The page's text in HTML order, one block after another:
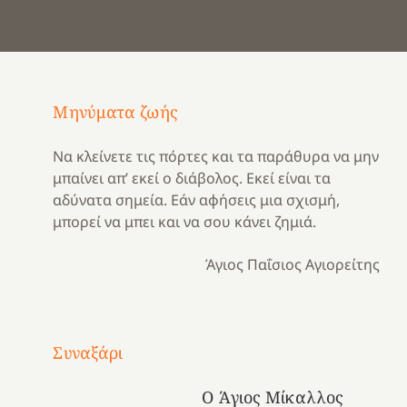
Μηνύματα ζωής
Να κλείνετε τις πόρτες και τα παράθυρα να μην
μπαίνει απ’ εκεί ο διάβολος. Εκεί είναι τα
αδύνατα σημεία. Εάν αφήσεις μια σχισμή,
μπορεί να μπει και να σου κάνει ζημιά.
Άγιος Παΐσιος Αγιορείτης
Συναξάρι
Ο Άγιος Μίκαλλος
Μια
και
Κατασκηνωτικές